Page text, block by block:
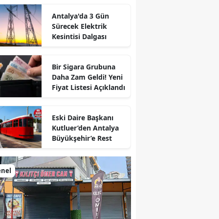
Antalya'da 3 Gün
Sürecek Elektrik
Kesintisi Dalgası
Bir Sigara Grubuna
Daha Zam Geldi! Yeni
Fiyat Listesi Açıklandı
Eski Daire Başkanı
Kutluer’den Antalya
Büyükşehir’e Rest